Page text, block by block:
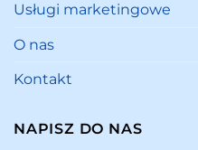
Usługi marketingowe
O nas
Kontakt
NAPISZ DO NAS